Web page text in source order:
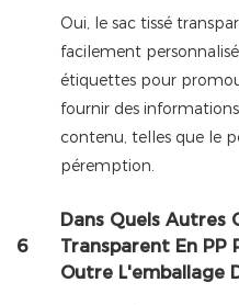
Oui, le sac tissé
facilement
étiquettes pour
fournir des
contenu, telles que le
péremption.
6
Dans Quels Autres
Transparent En PP
Outre L'emballage